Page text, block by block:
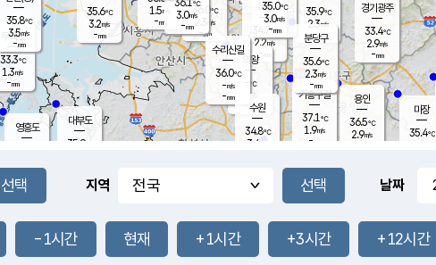
s
무의도
33.3℃
1.3m/s
-mm
영흥도
과천
34.7℃
2.2m/s
- mm
-mm
-mm
용인
36.5℃
2.9m/s
경기광주
33.4℃
2.9m/s
-mm
34.6
℃
대부도
35.9
36.8℃
1.7m/s
-mm
마장
35.4℃
의왕
- ℃
m/s
mm
36.0
℃
2.3 m/s
-mm
1.5m/s
-mm
-mm
36.1℃
3.0m/s
-mm
35.9℃
2.3m/s
-mm
35.0℃
3.0m/s
-mm
기흥구갈
37.1℃
1.9m/s
-
수리산길
36.0℃
-m/s
-mm
분당구
35.6℃
2.3m/s
-mm
35.8℃
3.5m/s
-mm
수원
34.8℃
3.4 m/s
35.6℃
3.2m/s
-mm
지역 날짜
-1시간 현재 +1시간 +3시간 +12시간